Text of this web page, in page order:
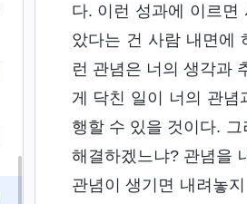
다. 이런 성과에 이르면
았다는 건 사람 내면에
런 관념은 너의 생각과
게 닥친 일이 너의 관념
행할 수 있을 것이다.
해결하겠느냐? 관념을
관념이 생기면 내려놓